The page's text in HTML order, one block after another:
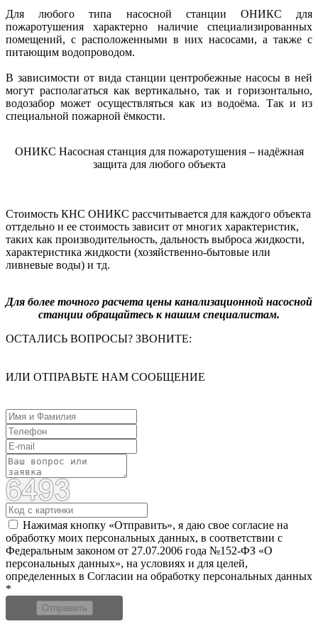
Для любого типа насосной станции ОНИКС для
пожаротушения характерно наличие специализированных
помещений, с расположенными в них насосами, а также с
питающим водопроводом.
В зависимости от вида станции центробежные насосы в ней
могут располагаться как вертикально, так и горизонтально,
водозабор может осуществляться как из водоёма. Так и из
специальной пожарной ёмкости.
ОНИКС Насосная станция для пожаротушения – надёжная
защита для любого объекта
Стоимость КНС ОНИКС рассчитывается для каждого объекта
оттдельно и ее стоимость зависит от многих характеристик,
таких как производительность, дальность выброса жидкости,
характеристика жидкости (хозяйственно-бытовые или
ливневые воды) и тд.
Для более точного расчета цены канализационной насосной
станции обращайтесь к нашим специалистам.
ОСТАЛИСЬ ВОПРОСЫ? ЗВОНИТЕ:
ИЛИ ОТПРАВЬТЕ НАМ СООБЩЕНИЕ
Нажимая кнопку «Отправить», я даю свое согласие на
обработку моих персональных данных, в соответствии с
Федеральным законом от 27.07.2006 года №152-ФЗ «О
персональных данных», на условиях и для целей,
определенных в Согласии на обработку персональных данных
*
Отправить